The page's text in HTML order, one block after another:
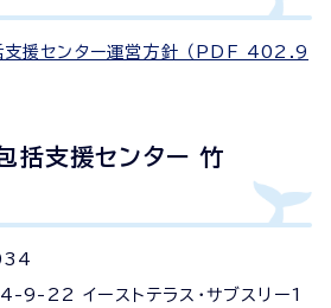
支援センター運営方針 （PDF 402.9
括支援センター 竹
9-22 イーストテラス・サブスリー1